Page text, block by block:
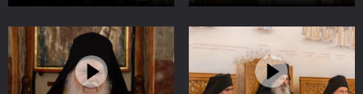
Ιερά Μεγίστη Μονή
προσωπικότητα του Οσίου